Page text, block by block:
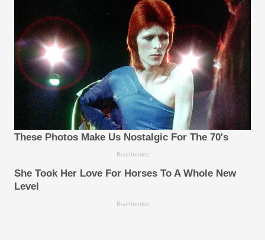
These Photos Make Us Nostalgic For The 70's
Brainberries
She Took Her Love For Horses To A Whole New
Level
Brainberries